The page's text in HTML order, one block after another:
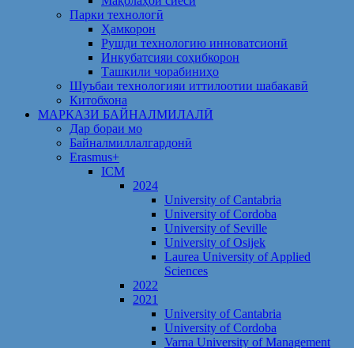
Парки технологӣ
Ҳамкорон
Рушди технологию инноватсионӣ
Инкубатсияи соҳибкорон
Ташкили чорабиниҳо
Шуъбаи технологияи иттилоотии шабакавӣ
Китобхона
МАРКАЗИ БАЙНАЛМИЛАЛӢ
Дар бораи мо
Байналмиллалгардонӣ
Erasmus+
ICM
2024
University of Cantabria
University of Cordoba
University of Seville
University of Osijek
Laurea University of Applied
Sciences
2022
2021
University of Cantabria
University of Cordoba
Varna University of Management